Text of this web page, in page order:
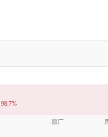
98.7%
原厂